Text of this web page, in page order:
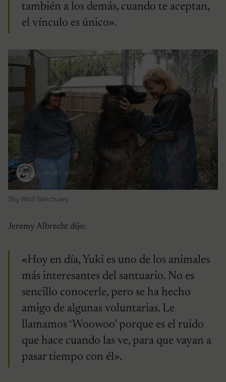
también a los demás, cuando te aceptan,
el vínculo es único».
Shy Wolf Sanctuary
Jeremy Albrecht dijo:
«Hoy en día, Yuki es uno de los animales
más interesantes del santuario. No es
sencillo conocerle, pero se ha hecho
amigo de algunas voluntarias. Le
llamamos ‘Woowoo’ porque es el ruido
que hace cuando las ve, para que vayan a
pasar tiempo con él».